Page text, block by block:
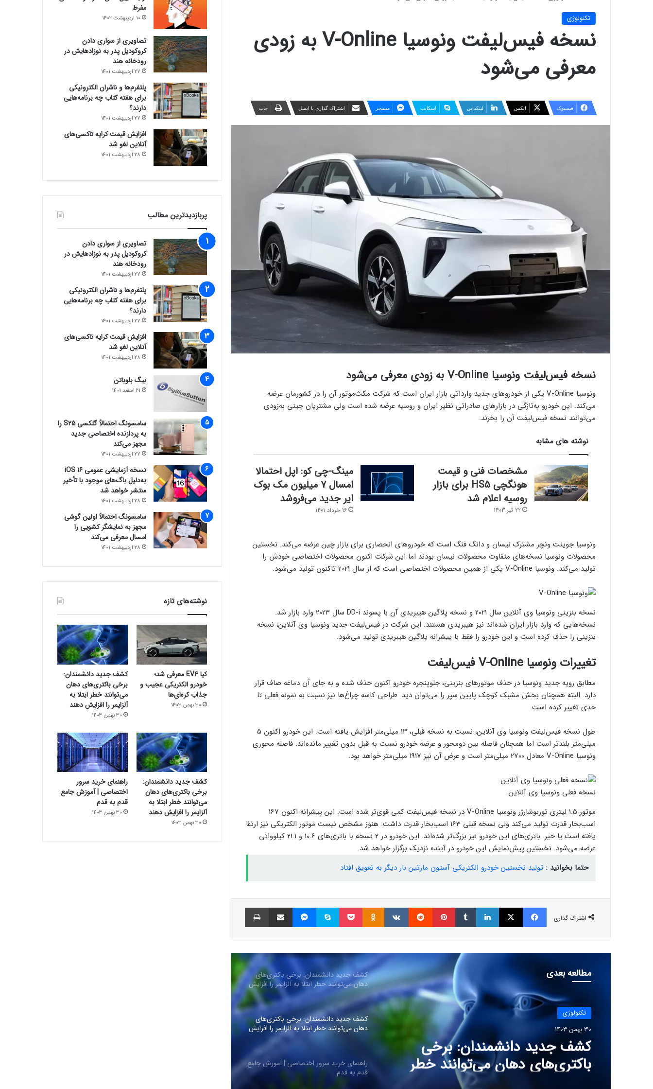
تکنولوژی
نسخه فیس‌لیفت ونوسیا V-Online به زودی
معرفی می‌شود
فیسبوک ایکس لینکداین اسکایپ مسنجر اشتراک گذاری با ایمیل چاپ
نسخه فیس‌لیفت ونوسیا V-Online به زودی معرفی می‌شود
ونوسیا V-Online یکی از خودروهای جدید وارداتی بازار ایران است که شرکت مکث‌موتور آن را در کشورمان عرضه
می‌کند. این خودرو به‌تازگی در بازارهای صادراتی نظیر ایران و روسیه عرضه شده است ولی مشتریان چینی به‌زودی
می‌توانند نسخه فیس‌لیفت آن را بخرند.
نوشته های مشابه
مشخصات فنی و قیمت
هونگچی HS5 برای بازار
روسیه اعلام شد
22 تیر 1403
مینگ-چی کو: اپل احتمالا
امسال 7 میلیون مک بوک
ایر جدید می‌فروشد
16 خرداد 1401
ونوسیا جوینت ونچر مشترک نیسان و دانگ فنگ است که خودروهای انحصاری برای بازار چین عرضه می‌کند. نخستین
محصولات ونوسیا نسخه‌های متفاوت محصولات نیسان بودند اما این شرکت اکنون محصولات اختصاصی خودش را
تولید می‌کند. ونوسیا V-Online یکی از همین محصولات اختصاصی است که از سال 2021 تاکنون تولید می‌شود.
نسخه بنزینی ونوسیا وی آنلاین سال 2021 و نسخه پلاگین هیبریدی آن با پسوند DD-i سال 2023 وارد بازار شد.
نسخه‌هایی که وارد بازار ایران شده‌اند نیز هیبریدی هستند. این شرکت در فیس‌لیفت جدید ونوسیا وی آنلاین، نسخه
بنزینی را حذف کرده است و این خودرو را فقط با پیشرانه پلاگین هیبریدی تولید می‌شود.
تغییرات ونوسیا V-Online فیس‌لیفت
مطابق رویه جدید ونوسیا در حذف موتورهای بنزینی، جلوپنجره خودرو اکنون حذف شده و به جای آن دماغه صاف قرار
دارد. البته همچنان بخش مشبک کوچک پایین سپر را می‌توان دید. طراحی کاسه چراغ‌ها نیز نسبت به نمونه فعلی تا
حدی تغییر کرده است.
طول نسخه فیس‌لیفت ونوسیا وی‌ آنلاین، نسبت به نسخه قبلی، 13 میلی‌متر افزایش یافته است. این خودرو اکنون 5
میلی‌متر بلندتر است اما همچنان فاصله بین دو‌محور و عرضه خودرو نسبت به قبل بدون تغییر مانده‌اند. فاصله محوری
ونوسیا V-Online معادل 2700 میلی‌متر است و عرض آن نیز 1917 میلی‌متر خواهد بود.
نسخه فعلی ونوسیا وی آنلاین
موتور 1.5 لیتری توربوشارژر ونوسیا V-Online در نسخه فیس‌لیفت کمی قوی‌تر شده است. این پیشرانه اکنون 167
اسب‌بخار قدرت تولید می‌کند ولی نسخه قبلی 163 اسب‌بخار قدرت داشت. هنوز مشخص نیست موتور الکتریکی نیز ارتقا
یافته است یا خیر. باتری‌های این خودرو نیز بزرگ‌تر شده‌اند. این خودرو در 2 نسخه با باتری‌های 10.6 و 21.1 کیلوواتی
عرضه می‌شود. نخستین پیش‌نمایش این خودرو در آینده نزدیک برگزار خواهد شد.
حتما بخوانید : تولید نخستین خودرو الکتریکی آستون مارتین بار دیگر به تعویق افتاد
اشتراک گذاری
فیسبوک ایکس لینکداین تامبلر پینتریست Reddit
VKontakte
Odnoklassniki پاکت اسکایپ مسنجر اشتراک گذاری با ایمیل
مطالعه بعدی
تکنولوژی
30 بهمن 1403
کشف جدید دانشمندان: برخی
باکتری‌های دهان می‌توانند خطر
ابتلا به آلزایمر را افزایش دهند
محک می‌­شود
پاداش خرید شما با تارا، سهم سلامتی کودکان
محک می‌­شود
فرضیه‌ای جدید درباره هویت ساتوشی ناکاموتو
جذاب کره‌ای‌ها
کشف جدید دانشمندان: برخی باکتری‌های
دهان می‌توانند خطر ابتلا به آلزایمر را افزایش
کشف جدید دانشمندان: برخی باکتری‌های
دهان می‌توانند خطر ابتلا به آلزایمر را افزایش
راهنمای خرید سرور اختصاصی | آموزش جامع
قدم به قدم
مفرط
10 اردیبهشت 1402
تصاویری از سواری دادن
کروکودیل پدر به نوزادهایش در
رودخانه هند
27 اردیبهشت 1401
پلتفرم‌ها و ناشران الکترونیکی
برای هفته کتاب چه برنامه‌هایی
دارند؟
27 اردیبهشت 1401
افزایش قیمت کرایه تاکسی‌های
آنلاین لغو شد
28 اردیبهشت 1401
پربازدیدترین مطالب
تصاویری از سواری دادن
کروکودیل پدر به نوزادهایش در
رودخانه هند
27 اردیبهشت 1401
پلتفرم‌ها و ناشران الکترونیکی
برای هفته کتاب چه برنامه‌هایی
دارند؟
27 اردیبهشت 1401
افزایش قیمت کرایه تاکسی‌های
آنلاین لغو شد
28 اردیبهشت 1401
بیگ بلوباتن
21 اسفند 1401
سامسونگ احتمالاً گلکسی S25 را
به پردازنده اختصاصی جدید
مجهز می‌کند
27 اردیبهشت 1401
نسخه آزمایشی عمومی iOS 16
به‌دلیل باگ‌های موجود با تأخیر
منتشر خواهد شد
28 اردیبهشت 1401
سامسونگ احتمالاً اولین گوشی
مجهز به نمایشگر کشویی را
امسال معرفی می‌کند
28 اردیبهشت 1401
نوشته‌های تازه
کیا EV4 معرفی شد؛
خودرو الکتریکی عجیب و
جذاب کره‌ای‌ها
30 بهمن 1403
کشف جدید دانشمندان:
برخی باکتری‌های دهان
می‌توانند خطر ابتلا به
آلزایمر را افزایش دهند
30 بهمن 1403
کشف جدید دانشمندان:
برخی باکتری‌های دهان
می‌توانند خطر ابتلا به
آلزایمر را افزایش دهند
30 بهمن 1403
راهنمای خرید سرور
اختصاصی | آموزش جامع
قدم به قدم
30 بهمن 1403